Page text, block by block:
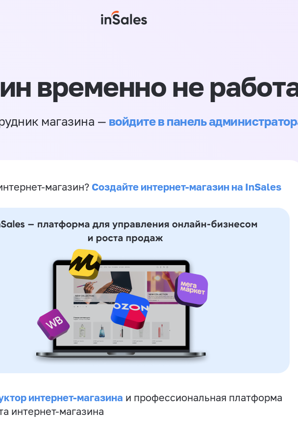
временно не
магазина — войдите в панель
магазин? Создайте интернет-магазин на InSales
интернет-магазина и профессиональная платформа
интернет-магазина